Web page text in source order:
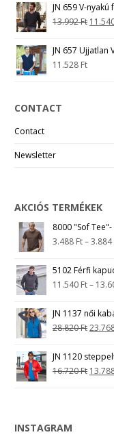
JN 659 V-
13.992Ft
JN 657 Ujjatlan
11.528 Ft
CONTACT
Contact
Newsletter
AKCIÓS TERMÉKEK
8000 "Sof
3.488 Ft–3.884
5102 Férfi
11.540 Ft–
JN 1137 női
28.820Ft
JN 1120
16.720Ft
INSTAGRAM